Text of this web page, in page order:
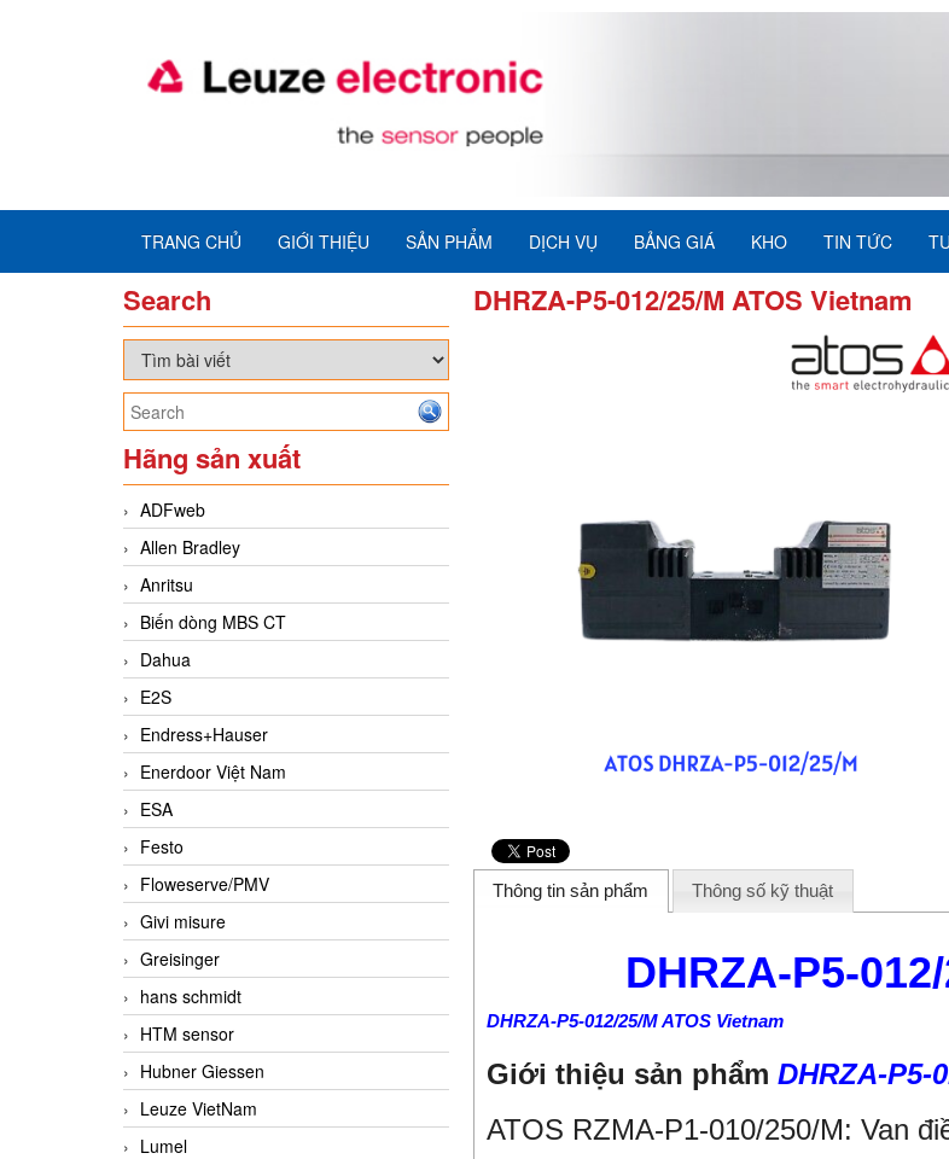
TRANG CHỦ GIỚI THIỆU SẢN PHẨM DỊCH VỤ BẢNG GIÁ KHO TIN TỨC
Search
Hãng sản xuất
ADFweb
Allen Bradley
Anritsu
Biến dòng MBS CT
Dahua
E2S
Endress+Hauser
Enerdoor Việt Nam
ESA
Festo
Floweserve/PMV
Givi misure
Greisinger
hans schmidt
HTM sensor
Hubner Giessen
Leuze VietNam
Lumel
DHRZA-P5-012/25/M ATOS Vietnam
Thông tin sản phẩm Thông số kỹ thuật
DHRZA-P5-
DHRZA-P5-012/25/M ATOS Vietnam
Giới thiệu sản phẩm DHRZA-P5-
ATOS RZMA-P1-010/250/M: Van